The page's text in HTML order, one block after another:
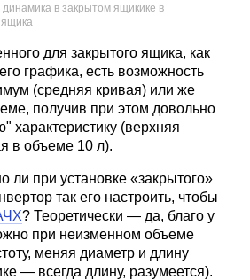
в закрытом ящикике в
для закрытого ящика, как
графика, есть возможность
(средняя кривая) или же
получив при этом довольно
характеристику (верхняя
в объеме 10 л).
ли при установке «закрытого»
так его настроить, чтобы
? Теоретически — да, благо у
при неизменном объеме
меняя диаметр и длину
— всегда длину, разумеется).